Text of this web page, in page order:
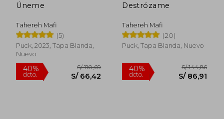
Úneme
Tahereh Mafi
(5)
Puck, 2023, Tapa Blanda,
Nuevo
Destrózame
Tahereh Mafi
(20)
Puck, Tapa Blanda, Nuevo